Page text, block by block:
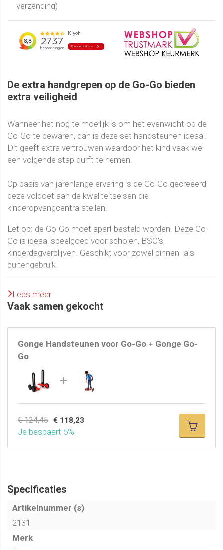
verzending)
De extra handgrepen op de Go-Go bieden
extra veiligheid
Wanneer het nog te moeilijk is om het evenwicht op de
Go-Go te bewaren, dan is deze set handsteunen ideaal.
Dit geeft extra vertrouwen waardoor het kind vaak wel
een volgende stap durft te nemen.
Op basis van jarenlange ervaring is de Go-Go gecreëerd,
deze voldoet aan de kwaliteitseisen die
kinderopvangcentra stellen.
Let op: de Go-Go moet apart besteld worden. Deze Go-
Go is ideaal speelgoed voor scholen, BSO’s,
kinderdagverblijven. Geschikt voor zowel binnen- als
buitengebruik.
- Eenvoudig te bevestigen
Lees meer
Vaak samen gekocht
Gonge Handsteunen voor Go-Go + Gonge Go-
Go
€ 124,45 € 118,23
Je bespaart 5%
Specificaties
Artikelnummer (s)
2131
Merk